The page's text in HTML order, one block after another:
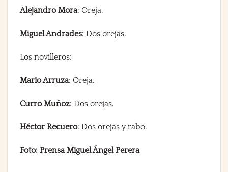
Alejandro Mora: Oreja.
Miguel Andrades: Dos orejas.
Los novilleros:
Mario Arruza: Oreja.
Curro Muñoz: Dos orejas.
Héctor Recuero: Dos orejas y rabo.
Foto: Prensa Miguel Ángel Perera